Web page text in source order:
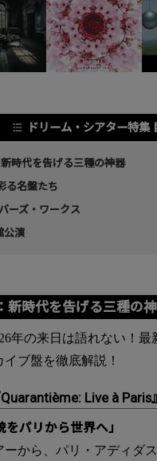
ドリーム・シアター特集
新時代を告げる三種の神器
る名盤たち
ーズ・ワークス
公演
新時代を告げる三種の
年の来日は語れない！
ブ盤を徹底解説！
Live à Paris』
をパリから世界へ」
から、パリ・アディダ